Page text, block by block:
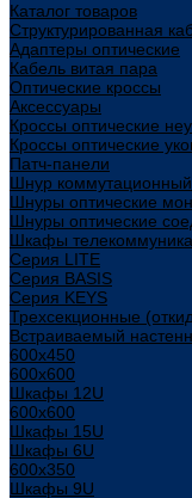
Каталог товаров
Структурированная
Адаптеры оптические
Кабель витая пара
Оптические кроссы
Аксессуары
Кроссы оптические
Кроссы оптические
Патч-панели
Шнур
Шнуры оптические
Шнуры оптические
Шкафы
Cерия LITE
Cерия BASIS
Cерия KEYS
Трехсекционные
Встраиваемый
600x450
600x600
Шкафы 12U
600x600
Шкафы 15U
Шкафы 6U
600x350
Шкафы 9U